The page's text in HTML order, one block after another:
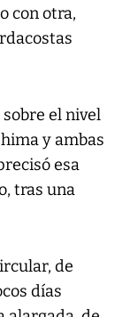
con otra,
el nivel
y ambas
esa
tras una
de
días